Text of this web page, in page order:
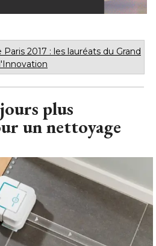
Paris 2017 : les lauréats du Grand
plus
un nettoyage